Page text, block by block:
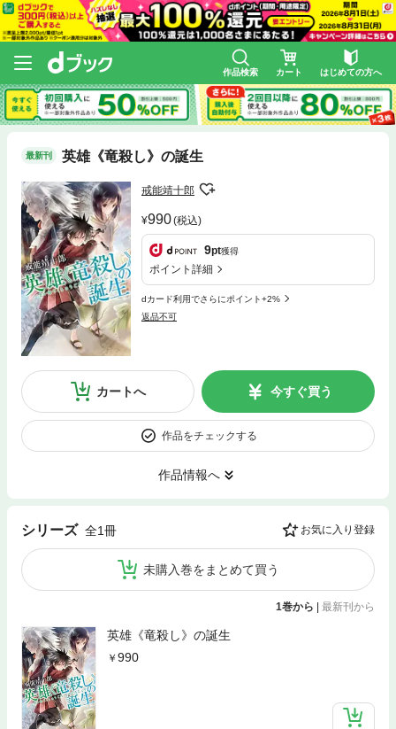
作品検索 カート はじめての方へ
最新刊 英雄《竜殺し》の誕生
戒能靖十郎
990(税込)
9pt獲得
ポイント詳細
dカード利用でさらにポイント+2%
返品不可
カートへ 今すぐ買う
作品をチェックする
作品情報へ
シリーズ 全1冊 お気に入り登録
未購入巻をまとめて買う
1巻から 最新刊から
英雄《竜殺し》の誕生
990